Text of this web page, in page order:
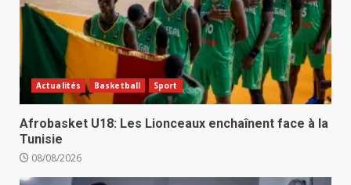
Actualités Basketball Sport
Afrobasket U18: Les Lionceaux enchaînent face à la
Tunisie
08/08/2026